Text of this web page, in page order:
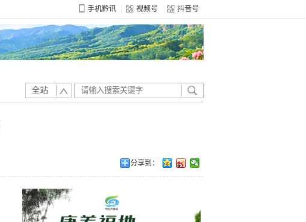
手机黔讯 视频号 抖音号
全站
分享到：